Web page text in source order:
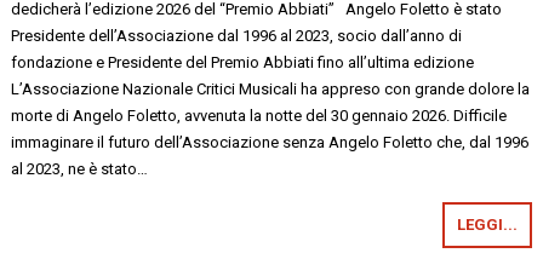
dedicherà l’edizione 2026 del “Premio Abbiati” Angelo Foletto è stato
Presidente dell’Associazione dal 1996 al 2023, socio dall’anno di
fondazione e Presidente del Premio Abbiati fino all’ultima edizione
L’Associazione Nazionale Critici Musicali ha appreso con grande dolore la
morte di Angelo Foletto, avvenuta la notte del 30 gennaio 2026. Difficile
immaginare il futuro dell’Associazione senza Angelo Foletto che, dal 1996
al 2023, ne è stato…
LEGGI...